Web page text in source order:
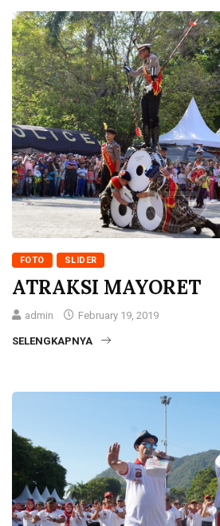
FOTO SLIDER
ATRAKSI MAYORET
admin February 19, 2019
SELENGKAPNYA